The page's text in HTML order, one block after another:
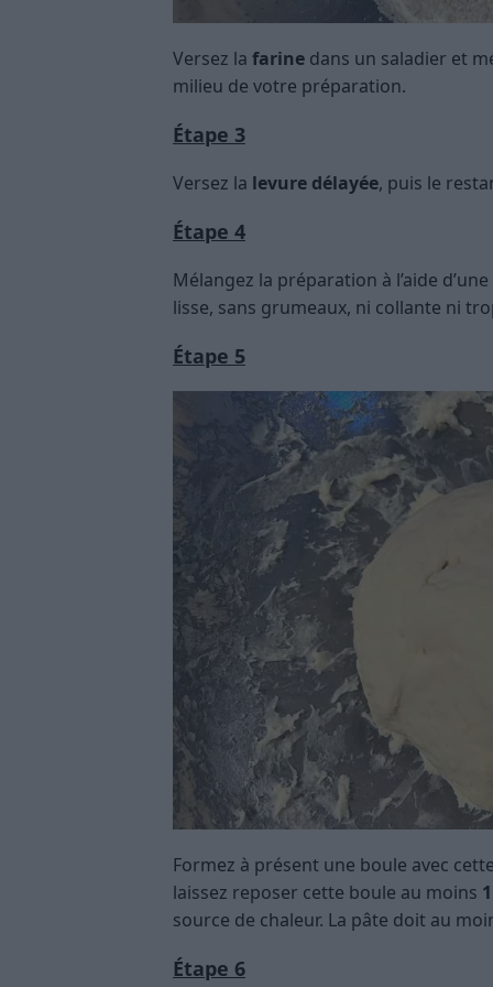
Versez la farine dans un saladier et
milieu de votre préparation.
Étape 3
Versez la levure délayée, puis le
Étape 4
Mélangez la préparation à l’aide d’une
lisse, sans grumeaux, ni collante ni
Étape 5
Formez à présent une boule avec
laissez reposer cette boule au moins
source de chaleur. La pâte doit au
Étape 6